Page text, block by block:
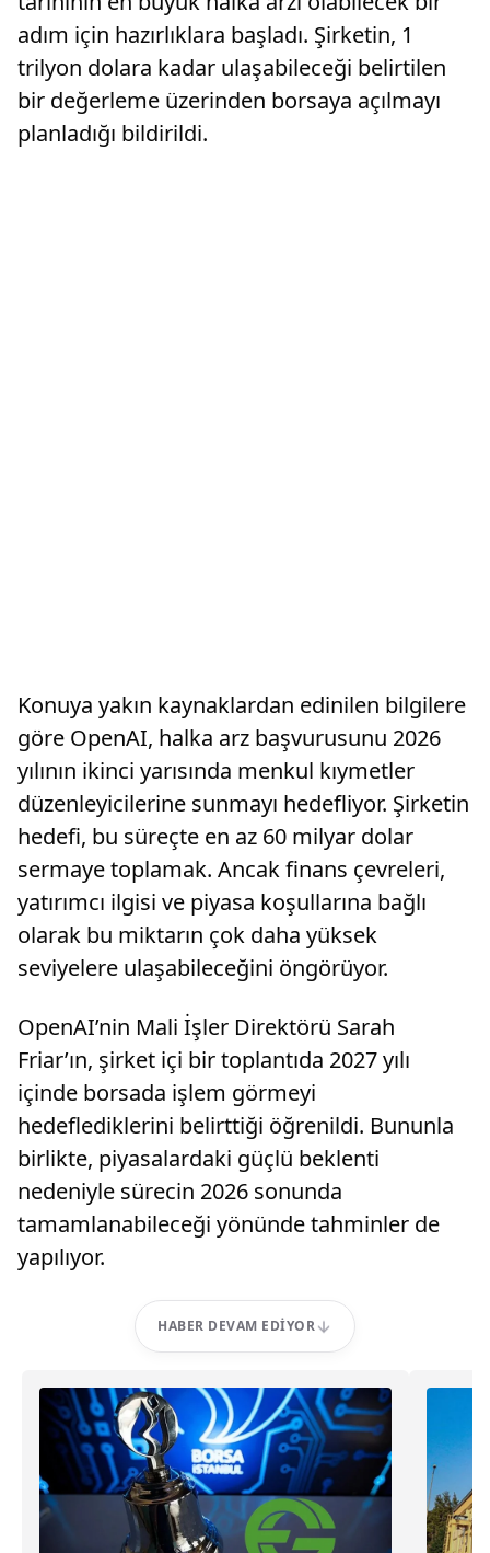
adım için hazırlıklara başladı. Şirketin, 1
trilyon dolara kadar ulaşabileceği belirtilen
bir değerleme üzerinden borsaya açılmayı
planladığı bildirildi.
Konuya yakın kaynaklardan edinilen bilgilere
göre OpenAI, halka arz başvurusunu 2026
yılının ikinci yarısında menkul kıymetler
düzenleyicilerine sunmayı hedefliyor. Şirketin
hedefi, bu süreçte en az 60 milyar dolar
sermaye toplamak. Ancak finans çevreleri,
yatırımcı ilgisi ve piyasa koşullarına bağlı
olarak bu miktarın çok daha yüksek
seviyelere ulaşabileceğini öngörüyor.
OpenAI’nin Mali İşler Direktörü Sarah
Friar’ın, şirket içi bir toplantıda 2027 yılı
içinde borsada işlem görmeyi
hedeflediklerini belirttiği öğrenildi. Bununla
birlikte, piyasalardaki güçlü beklenti
nedeniyle sürecin 2026 sonunda
tamamlanabileceği yönünde tahminler de
yapılıyor.
HABER DEVAM EDIYOR